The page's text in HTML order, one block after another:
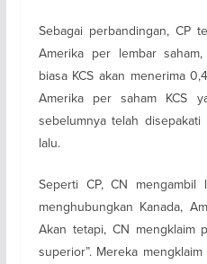
Sebagai perbandingan, CP
Amerika per lembar
biasa KCS akan menerima
Amerika per saham KCS
sebelumnya telah
lalu.
Seperti CP, CN mengambil
menghubungkan Kanada,
Akan tetapi, CN mengklaim
superior”. Mereka